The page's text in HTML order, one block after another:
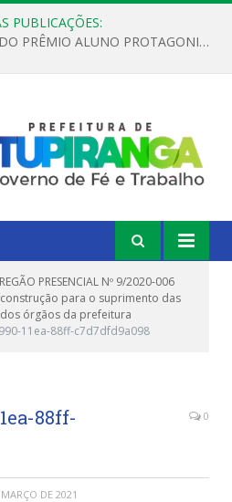
PUBLICAÇÕES:
REGULAMENTO OFICIAL DO PRÊMIO ALUNO PROTAGONISTA – EDIÇÃO 2026
PRESENCIAL Nº 9/2020-006
para o suprimento das
órgãos da prefeitura
11ea-88ff-c7d7dfd9a098
88ff-
0
DE 2021